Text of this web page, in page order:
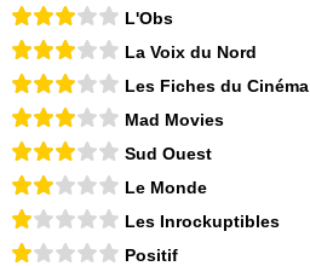
L'Obs
La Voix du Nord
Les Fiches du Cinéma
Mad Movies
Sud Ouest
Le Monde
Les Inrockuptibles
Positif